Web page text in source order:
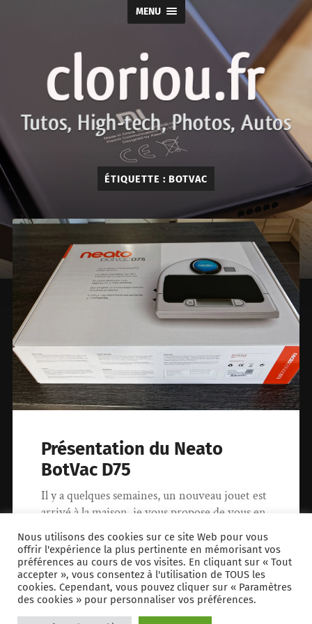
MENU
cloriou.fr
ÉTIQUETTE : BOTVAC
Présentation du Neato
BotVac D75
Il y a quelques semaines, un nouveau jouet est
arrivé à la maison, je vous propose de vous en
parler…
6 juin 2016 0
Nous utilisons des cookies sur ce site Web pour vous
offrir l'expérience la plus pertinente en mémorisant vos
préférences au cours de vos visites. En cliquant sur « Tout
accepter », vous consentez à l'utilisation de TOUS les
cookies. Cependant, vous pouvez cliquer sur « Paramètres
des cookies » pour personnaliser vos préférences.